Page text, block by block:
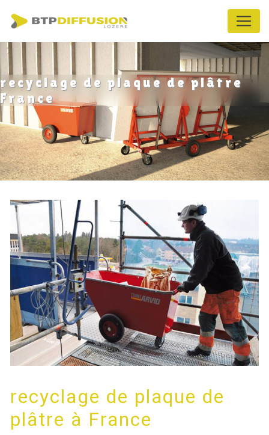
recyclage de plaque de plâtre
France
recyclage de plaque de
plâtre à France